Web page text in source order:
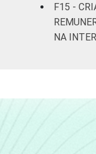
Fonte:
do Ponto
F15 -
NA